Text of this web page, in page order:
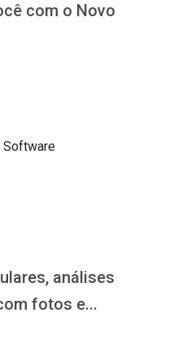
com o Novo
Software
análises
fotos e...